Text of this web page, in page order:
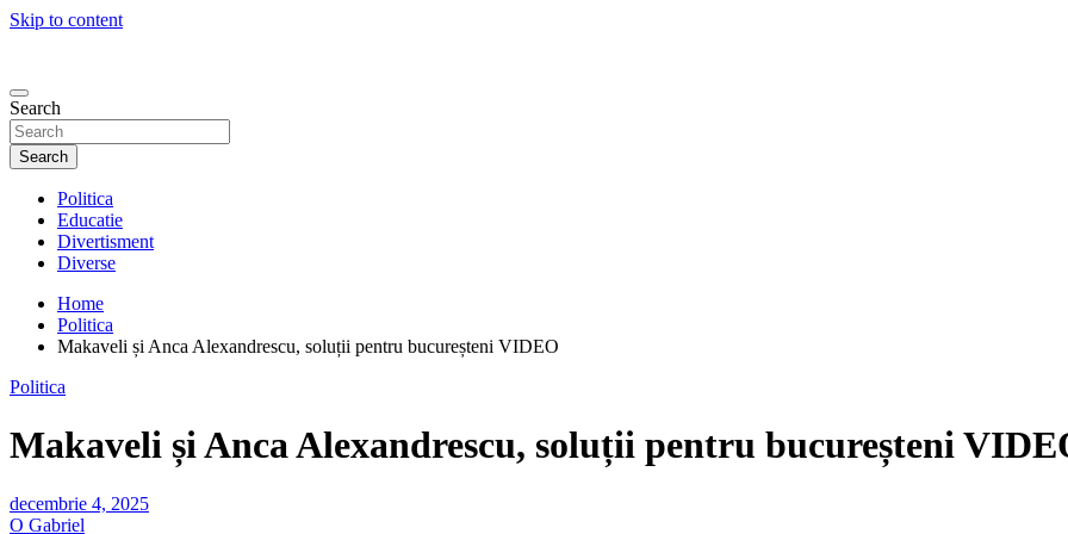
Skip to content
Search
Search
Politica
Educatie
Divertisment
Diverse
Home
Politica
Makaveli și Anca Alexandrescu, soluții pentru bucureșteni VIDEO
Politica
Makaveli și Anca Alexandrescu, soluții pentru bucureșteni
decembrie 4, 2025
O Gabriel